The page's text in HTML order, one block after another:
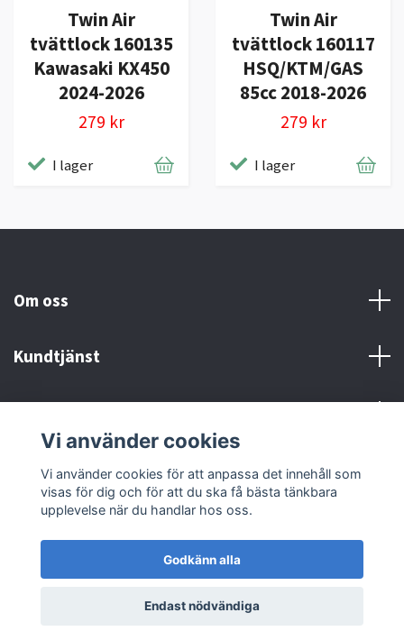
Twin Air
tvättlock 160135
Kawasaki KX450
2024-2026
279 kr
I lager
Twin Air
tvättlock 160117
HSQ/KTM/GAS
85cc 2018-2026
279 kr
I lager
Om oss
Kundtjänst
Sociala medier
© 2026 MX Supply
Vi använder cookies
Vi använder cookies för att anpassa det innehåll som
visas för dig och för att du ska få bästa tänkbara
upplevelse när du handlar hos oss.
Godkänn alla
Endast nödvändiga